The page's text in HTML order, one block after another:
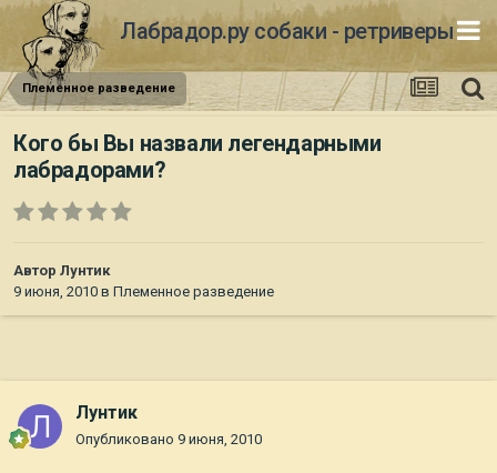
Лабрадор.ру собаки - ретриверы
Племенное разведение
Кого бы Вы назвали легендарными
лабрадорами?
Автор Лунтик
9 июня, 2010 в Племенное разведение
Лунтик
Опубликовано 9 июня, 2010